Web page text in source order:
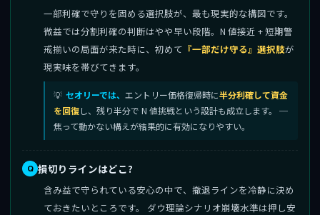
一部利確で守りを固める選択肢が、最も現実的な構図です。
微益では分割利確の判断はやや早い段階。N 値接近 + 短期警
戒揃いの局面が来た時に、初めて 『一部だけ守る』選択肢が
現実味を帯びてきます。
セオリーでは、 エントリー価格復帰時に半分利確して資金
を回復し、残り半分で N 値挑戦という設計も成立します。 ─
焦って動かない構えが結果的に有効になりやすい。
損切りラインはどこ?
含み益で守られている安心の中で、撤退ラインを冷静に決め
ておきたいところです。 ダウ理論シナリオ崩壊水準は押し安